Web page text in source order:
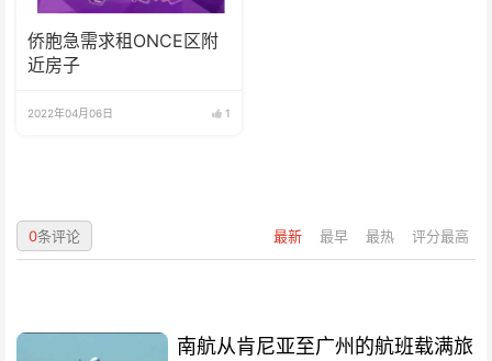
侨胞急需求租ONCE区附
近房子
2022年04月06日 1
最新 最早 最热 评分最高
0条评论
南航从肯尼亚至广州的航班载满旅